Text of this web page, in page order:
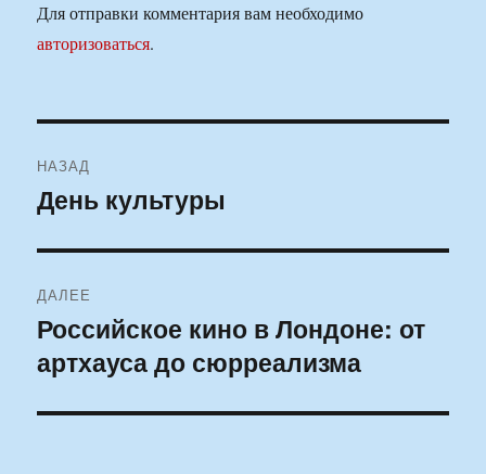
Для отправки комментария вам необходимо
авторизоваться.
по
НАЗАД
Предыдущая
День культуры
ДАЛЕЕ
Следующая
запись:
Российское кино в Лондоне: от
артхауса до сюрреализма